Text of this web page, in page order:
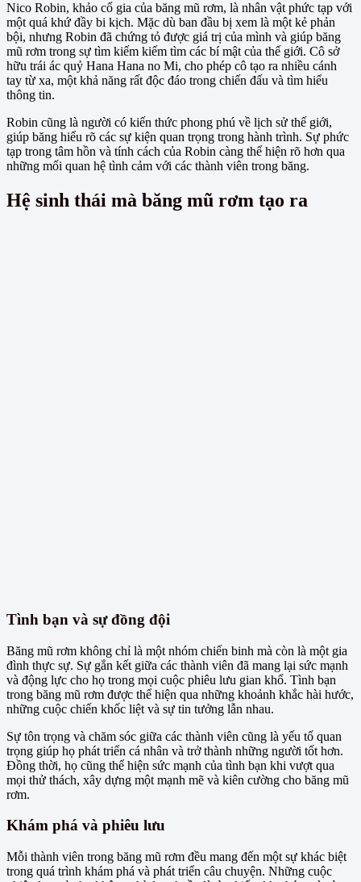
Nico Robin, khảo cổ gia của băng mũ rơm, là nhân vật phức tạp với
một quá khứ đầy bi kịch. Mặc dù ban đầu bị xem là một kẻ phản
bội, nhưng Robin đã chứng tỏ được giá trị của mình và giúp băng
mũ rơm trong sự tìm kiếm kiếm tìm các bí mật của thế giới. Cô sở
hữu trái ác quỷ Hana Hana no Mi, cho phép cô tạo ra nhiều cánh
tay từ xa, một khả năng rất độc đáo trong chiến đấu và tìm hiểu
thông tin.
Robin cũng là người có kiến thức phong phú về lịch sử thế giới,
giúp băng hiểu rõ các sự kiện quan trọng trong hành trình. Sự phức
tạp trong tâm hồn và tính cách của Robin càng thể hiện rõ hơn qua
những mối quan hệ tình cảm với các thành viên trong băng.
Hệ sinh thái mà băng mũ rơm tạo ra
Tình bạn và sự đồng đội
Băng mũ rơm không chỉ là một nhóm chiến binh mà còn là một gia
đình thực sự. Sự gắn kết giữa các thành viên đã mang lại sức mạnh
và động lực cho họ trong mọi cuộc phiêu lưu gian khổ. Tình bạn
trong băng mũ rơm được thể hiện qua những khoảnh khắc hài hước,
những cuộc chiến khốc liệt và sự tin tưởng lẫn nhau.
Sự tôn trọng và chăm sóc giữa các thành viên cũng là yếu tố quan
trọng giúp họ phát triển cá nhân và trở thành những người tốt hơn.
Đồng thời, họ cũng thể hiện sức mạnh của tình bạn khi vượt qua
mọi thử thách, xây dựng một mạnh mẽ và kiên cường cho băng mũ
rơm.
Khám phá và phiêu lưu
Mỗi thành viên trong băng mũ rơm đều mang đến một sự khác biệt
trong quá trình khám phá và phát triển câu chuyện. Những cuộc